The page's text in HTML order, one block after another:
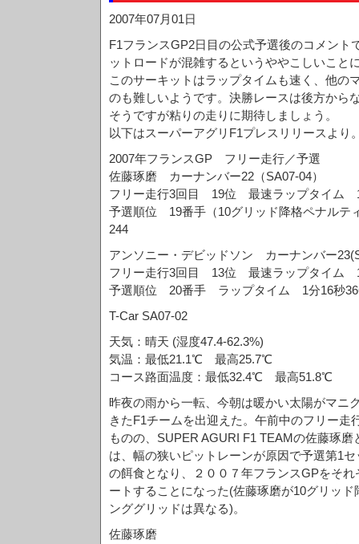
2007年07月01日
F1フランスGP2日目の公式予選後のコメント
ットロードが混雑するというややこしいこと
このサーキットはラップタイムも速く、他の
のも難しいようです。決勝レースは後方から
そうですが粘りの走りに期待しましょう。
以下はスーパーアグリF1プレスリリースより
2007年フランスGP フリー走行／予選
佐藤琢磨 カーナンバー22（SA07-04）
フリー走行3回目 19位 最速ラップタイム
予選順位 19番手（10グリッド降格ペナル
244
アンソニー・デビッドソン カーナンバー
フリー走行3回目 13位 最速ラップタイム
予選順位 20番手 ラップタイム 1分16秒
T-Car SA07-02
天気：晴天 (湿度47.4-62.3%)
気温：最低21.1℃ 最高25.7℃
コース路面温度：最低32.4℃ 最高51.8℃
昨夜の雨から一転、今朝は暖かい太陽がマニ
きたF1チームを出迎えた。午前中のフリー走
ものの、SUPER AGURI F1 TEAMの佐藤琢
は、幅の狭いピットレーンが原因で予選第1
の餌食となり、２００７年フランスGPをそ
ートすることになった(佐藤琢磨が10グリッ
ンググリッドは異なる)。
佐藤琢磨